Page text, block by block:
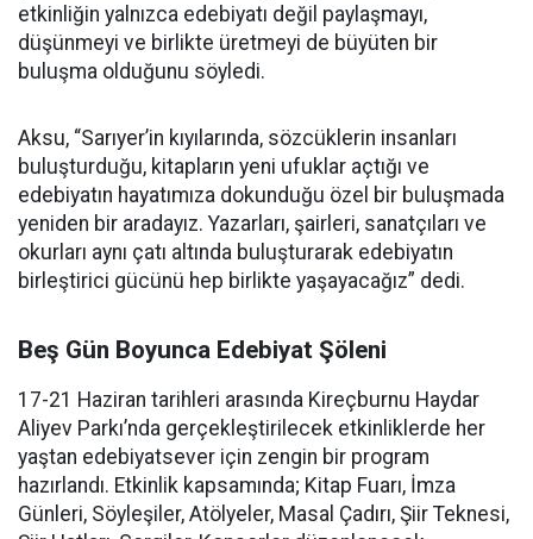
etkinliğin yalnızca edebiyatı değil paylaşmayı,
düşünmeyi ve birlikte üretmeyi de büyüten bir
buluşma olduğunu söyledi.
Aksu, “Sarıyer’in kıyılarında, sözcüklerin insanları
buluşturduğu, kitapların yeni ufuklar açtığı ve
edebiyatın hayatımıza dokunduğu özel bir buluşmada
yeniden bir aradayız. Yazarları, şairleri, sanatçıları ve
okurları aynı çatı altında buluşturarak edebiyatın
birleştirici gücünü hep birlikte yaşayacağız” dedi.
Beş Gün Boyunca Edebiyat Şöleni
17-21 Haziran tarihleri arasında Kireçburnu Haydar
Aliyev Parkı’nda gerçekleştirilecek etkinliklerde her
yaştan edebiyatsever için zengin bir program
hazırlandı. Etkinlik kapsamında; Kitap Fuarı, İmza
Günleri, Söyleşiler, Atölyeler, Masal Çadırı, Şiir Teknesi,